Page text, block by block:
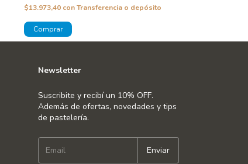
$13.973,40 conTransferencia o depósito
Newsletter
Suscribite y recibí un 10% OFF.
Además de ofertas, novedades y tips
de pastelería.